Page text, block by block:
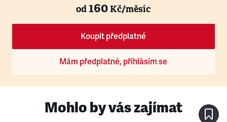
od160Kč/měsíc
Koupit předplatné
Mám předplatné, přihlásím se
Mohlo by vás zajímat